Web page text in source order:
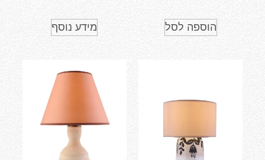
הוספה לסל מידע נוסף